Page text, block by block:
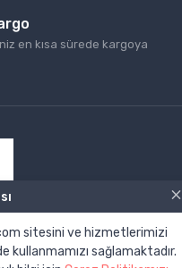
×
sitesini ve hizmetlerimizi
kullanmamızı sağlamaktadır.
en kısa sürede kargoya